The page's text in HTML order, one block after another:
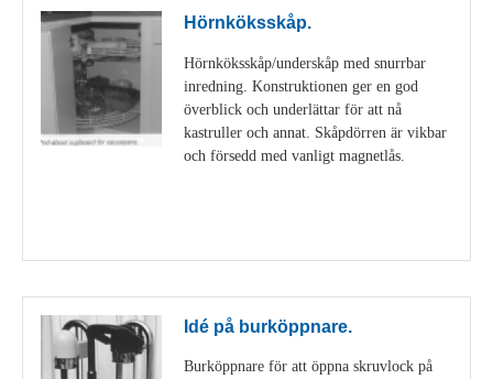
Hörnköksskåp.
Hörnköksskåp/underskåp med snurrbar
inredning. Konstruktionen ger en god
överblick och underlättar för att nå
kastruller och annat. Skåpdörren är vikbar
och försedd med vanligt magnetlås.
Idé på burköppnare.
Burköppnare för att öppna skruvlock på